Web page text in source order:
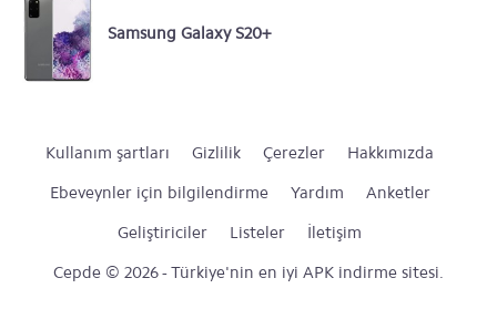
Samsung Galaxy S20+
Kullanım şartları Gizlilik Çerezler
Hakkımızda
Ebeveynler için bilgilendirme
Yardım
Anketler
Geliştiriciler
Listeler
İletişim
Cepde © 2026 - Türkiye'nin en iyi APK indirme sitesi.